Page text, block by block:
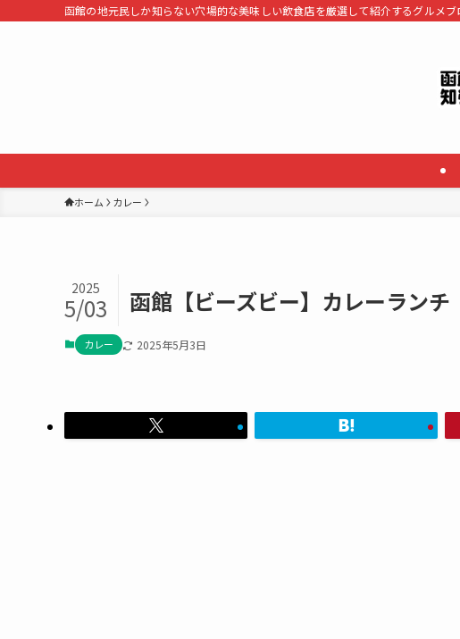
函館の地元民しか知らない穴場的な美味しい飲食店を厳選して紹介するグルメブ
ホーム カレー
函館【ビーズビー】カレーランチ
2025
5/03
カレー 2025年5月3日